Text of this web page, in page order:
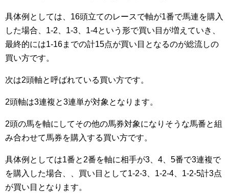
具体例としては、16頭立てのレースで軸が1番で馬連を購入
した場合、1-2、1-3、1-4という形で買い目が増えていき、
最終的には1-16までの計15点が買い目となるのが総流しの
買い方です。
次は2頭軸と呼ばれている買い方です。
2頭軸は3連複と3連単が対象となります。
2頭の馬を軸にしてその他の馬券対象になりそうな馬番と組
み合わせて馬券を購入する買い方です。
具体例としては1番と2番を軸に相手が3、4、5番で3連複で
を購入した場合、、買い目として1-2-3、1-2-4、1-2-5計3点
が買い目となります。